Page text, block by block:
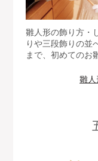
雛人形の飾り方・
りや三段飾りの並
まで、初めてのお
雛